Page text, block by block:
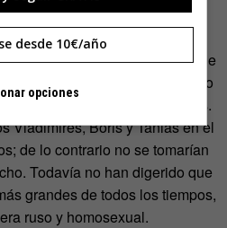
pero más segregado.
tendría ningún problema en que
en San Petersburgo, o
Barcelona, o en ambas cosas.
Vladimires, Boris y Tanias en el
de lo contrario no se tomarían
Todavía no han digerido que
grandes de todos los tiempos,
ruso y homosexual.
desde 10€/año
opciones